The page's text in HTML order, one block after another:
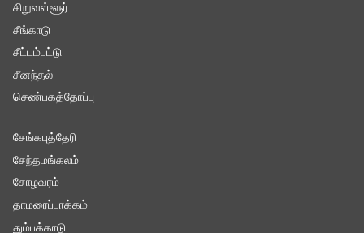
சிறுவள்ளூர்
சீங்காடு
சீட்டம்பட்டு
சீனந்தல்
செண்பகத்தோப்பு
சேங்கபுத்தேரி
சேந்தமங்கலம்
சோழவரம்
தாமரைப்பாக்கம்
தும்பக்காடு